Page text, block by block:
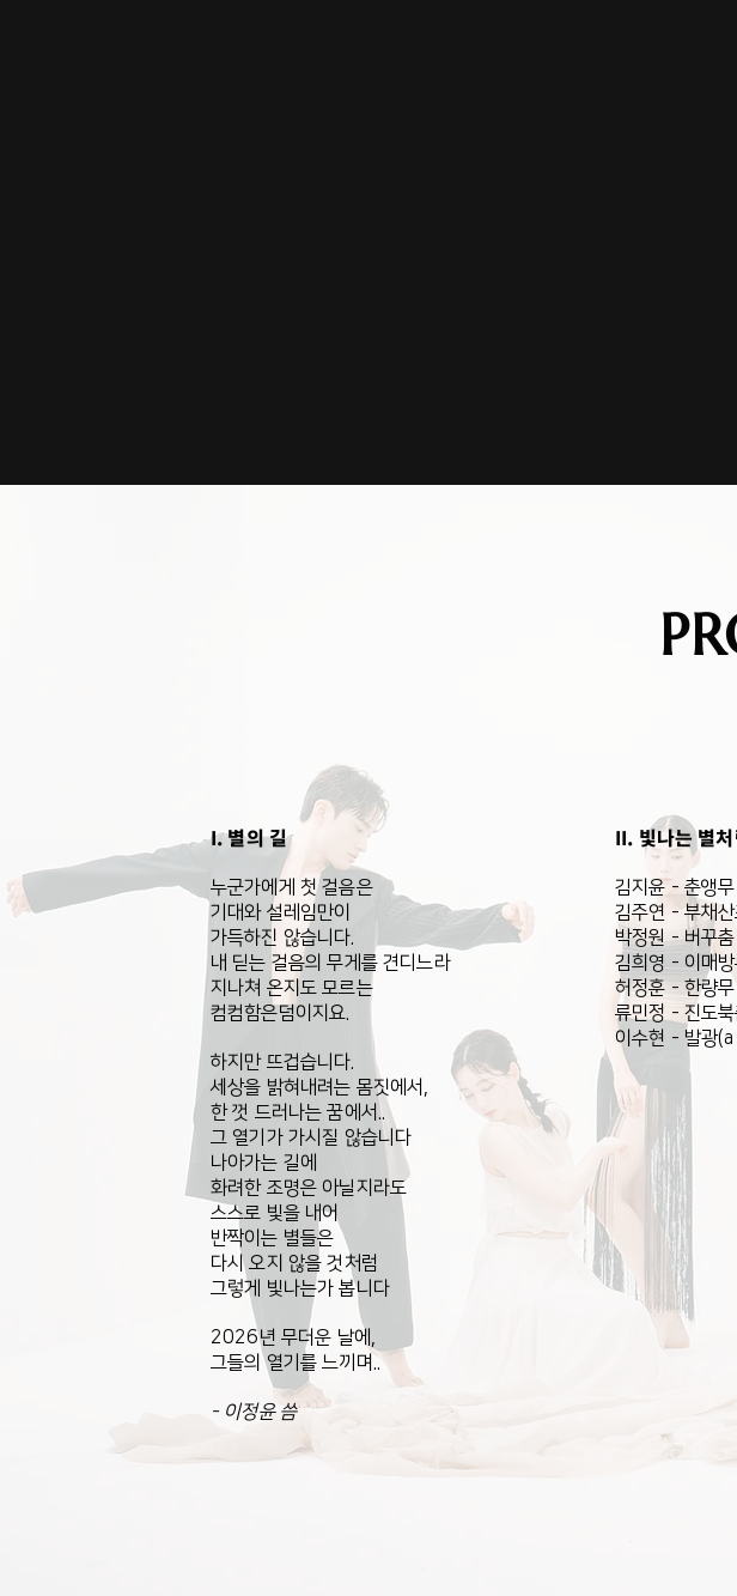
I. 별의 길
누군가에게 첫 걸음은
기대와 설레임만이
가득하진 않습니다.
내 딛는 걸음의 무게를 견디느라
지나쳐 온지도 모르는
컴컴함은덤이지요.
하지만 뜨겁습니다.
세상을 밝혀내려는 몸짓에서,
한 껏 드러나는 꿈에서..
그 열기가 가시질 않습니다
나아가는 길에
화려한 조명은 아닐지라도
스스로 빛을 내어
반짝이는 별들은
다시 오지 않을 것처럼
그렇게 빛나는가 봅니다
2026년 무더운 날에,
그들의 열기를 느끼며..
- 이정윤 씀
II. 빛나는 별
김지윤 - 춘앵무
김주연 - 부채
박정원 - 버꾸춤
김희영 - 이매
허정훈 - 한량무
류민정 - 진도
이수현 - 발광